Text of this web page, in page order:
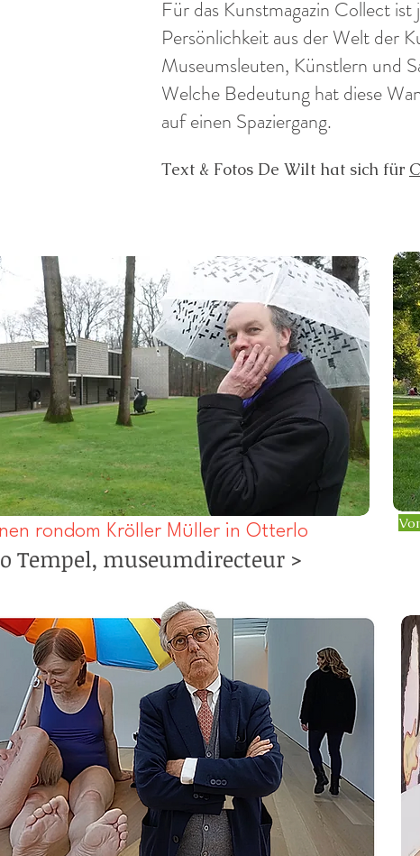
rondom Kröller Müller in Otterlo
Tempel, museumdirecteur >
Für das Kunstmagazin Collect
Persönlichkeit aus der Welt der
Museumsleuten, Künstlern und
Welche Bedeutung hat diese
auf einen Spaziergang.
Text & Fotos De Wilt hat sich für